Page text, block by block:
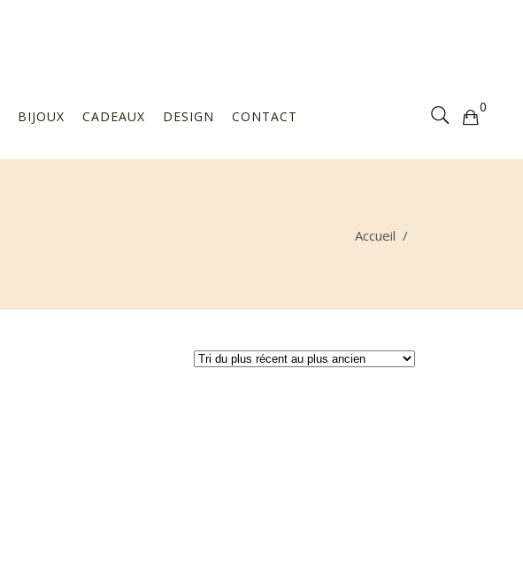
BIJOUX CADEAUX DESIGN CONTACT
0
Votre sélection est vide
Accueil /